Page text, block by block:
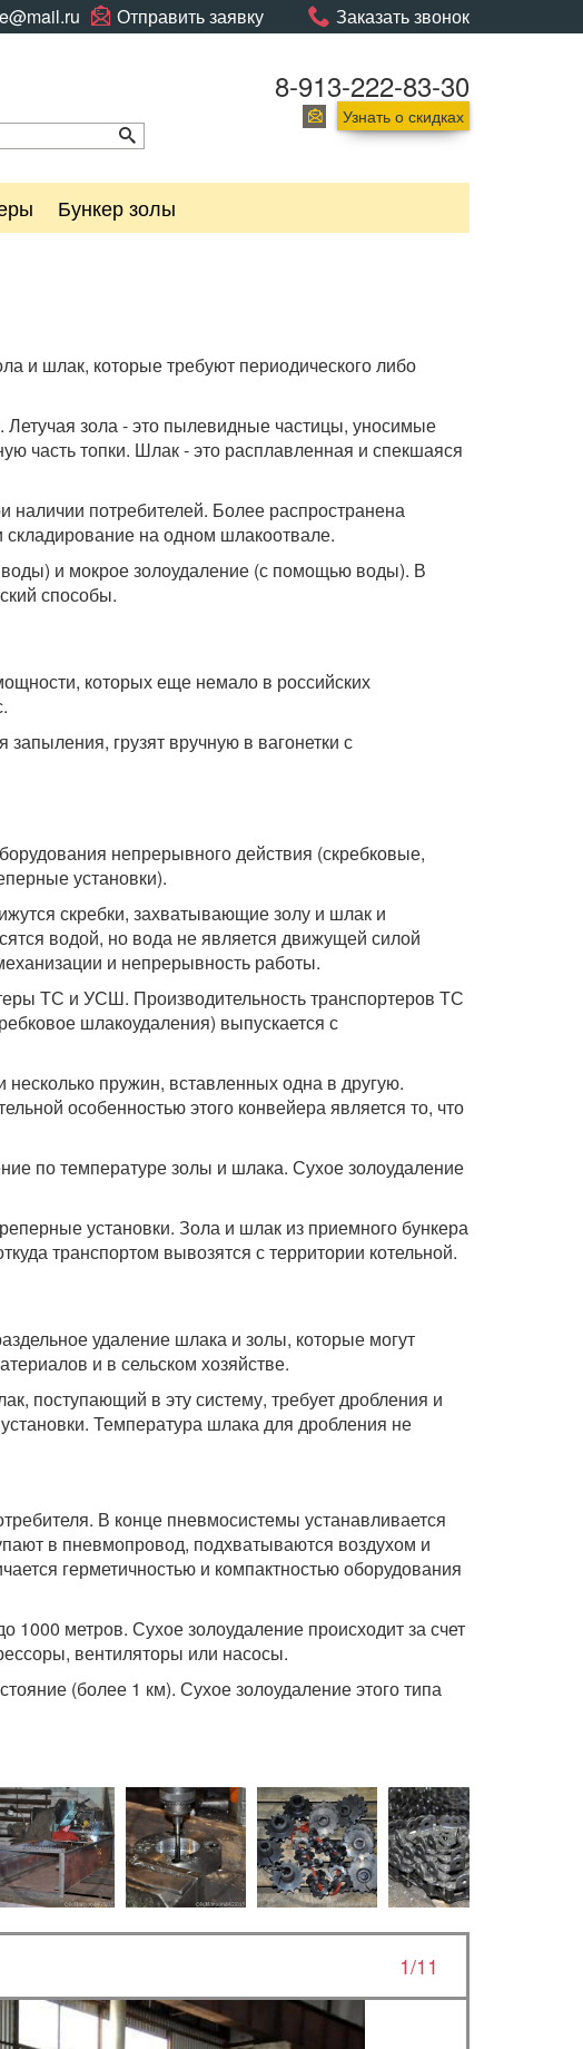
Заказать звонок
Отправить заявку
8-913-222-83-30
Узнать о скидках
Бункер золы
и шлак, которые требуют периодического либо
Летучая зола - это пылевидные частицы, уносимые
часть топки. Шлак - это расплавленная и спекшаяся
наличии потребителей. Более распространена
складирование на одном шлакоотвале.
и мокрое золоудаление (с помощью воды). В
способы.
которых еще немало в российских
грузят вручную в вагонетки с
непрерывного действия (скребковые,
установки).
скребки, захватывающие золу и шлак и
водой, но вода не является движущей силой
и непрерывность работы.
ТС и УСШ. Производительность транспортеров ТС
шлакоудаления) выпускается с
пружин, вставленных одна в другую.
особенностью этого конвейера является то, что
по температуре золы и шлака. Сухое золоудаление
установки. Зола и шлак из приемного бункера
транспортом вывозятся с территории котельной.
удаление шлака и золы, которые могут
и в сельском хозяйстве.
поступающий в эту систему, требует дробления и
Температура шлака для дробления не
В конце пневмосистемы устанавливается
в пневмопровод, подхватываются воздухом и
герметичностью и компактностью оборудования
метров. Сухое золоудаление происходит за счет
вентиляторы или насосы.
(более 1 км). Сухое золоудаление этого типа
1/11